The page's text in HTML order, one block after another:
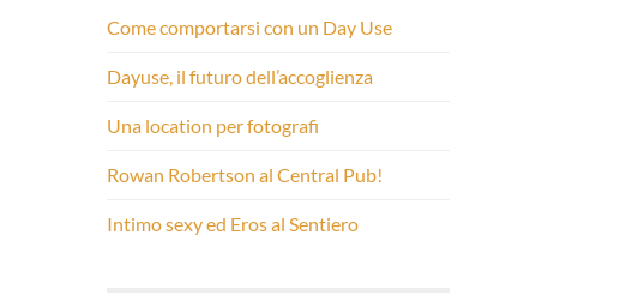
Come comportarsi con un Day Use
Dayuse, il futuro dell’accoglienza
Una location per fotografi
Rowan Robertson al Central Pub!
Intimo sexy ed Eros al Sentiero